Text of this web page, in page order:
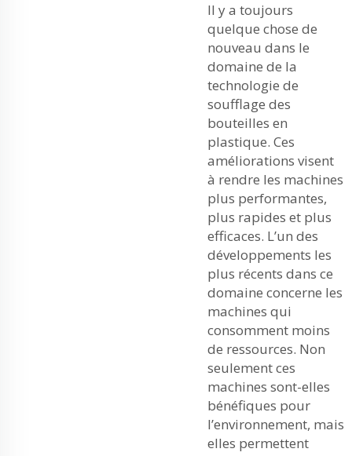
Il y a toujours
quelque chose de
nouveau dans le
domaine de la
technologie de
soufflage des
bouteilles en
plastique. Ces
améliorations visent
à rendre les machines
plus performantes,
plus rapides et plus
efficaces. L’un des
développements les
plus récents dans ce
domaine concerne les
machines qui
consomment moins
de ressources. Non
seulement ces
machines sont-elles
bénéfiques pour
l’environnement, mais
elles permettent